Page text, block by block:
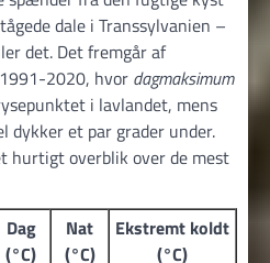
dale i Transsylvanien –
det. Det fremgår af
2020, hvor dagmaksimum
i lavlandet, mens
dykker et par grader under.
hurtigt overblik over de mest
Dag
(°C)
Nat
(°C)
Ekstremt koldt
(°C)